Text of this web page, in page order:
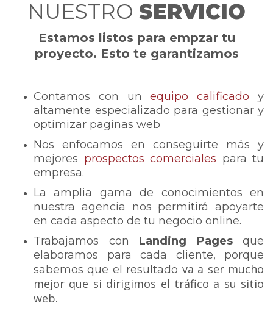
NUESTRO SERVICIO
Estamos listos para empzar tu
proyecto. Esto te garantizamos
Contamos con unequipo calificado y
altamente especializado para gestionar y
optimizar paginas web
Nos enfocamos en conseguirte más y
mejores prospectos comerciales para tu
empresa.
La amplia gama de conocimientos en
nuestra agencia nos permitirá apoyarte
en cada aspecto de tu negocio online.
Trabajamos con Landing Pagesque
elaboramos para cada cliente, porque
sabemos que el resultado va a ser mucho
mejor que si dirigimos el tráfico a su sitio
web.